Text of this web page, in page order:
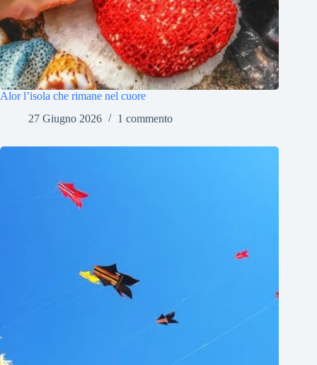
Alor l’isola che rimane nel cuore
27 Giugno 2026
1 commento